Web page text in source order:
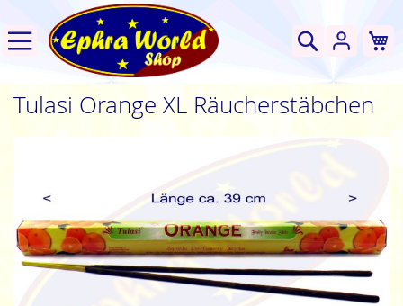
Suche
Tulasi Orange XL Räucherstäbchen
Bildgalerie
springen